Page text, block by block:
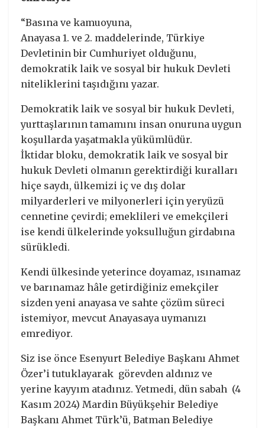
“Basına ve kamuoyuna,
Anayasa 1. ve 2. maddelerinde, Türkiye
Devletinin bir Cumhuriyet olduğunu,
demokratik laik ve sosyal bir hukuk Devleti
niteliklerini taşıdığını yazar.
Demokratik laik ve sosyal bir hukuk Devleti,
yurttaşlarının tamamını insan onuruna uygun
koşullarda yaşatmakla yükümlüdür.
İktidar bloku, demokratik laik ve sosyal bir
hukuk Devleti olmanın gerektirdiği kuralları
hiçe saydı, ülkemizi iç ve dış dolar
milyarderleri ve milyonerleri için yeryüzü
cennetine çevirdi; emeklileri ve emekçileri
ise kendi ülkelerinde yoksulluğun girdabına
sürükledi.
Kendi ülkesinde yeterince doyamaz, ısınamaz
ve barınamaz hâle getirdiğiniz emekçiler
sizden yeni anayasa ve sahte çözüm süreci
istemiyor, mevcut Anayasaya uymanızı
emrediyor.
Siz ise önce Esenyurt Belediye Başkanı Ahmet
Özer’i tutuklayarak görevden aldınız ve
yerine kayyım atadınız. Yetmedi, dün sabah (4
Kasım 2024) Mardin Büyükşehir Belediye
Başkanı Ahmet Türk’ü, Batman Belediye